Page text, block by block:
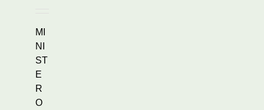
MI
NI
ST
E
R
O